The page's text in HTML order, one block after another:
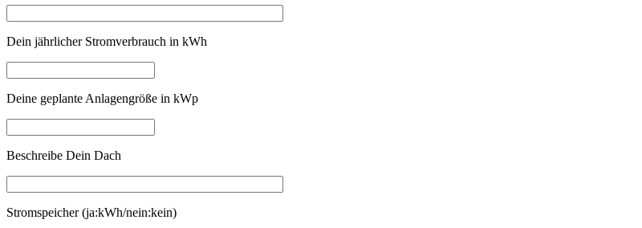
Dein jährlicher Stromverbrauch in kWh
Deine geplante Anlagengröße in kWp
Beschreibe Dein Dach
Stromspeicher (ja:kWh/nein:kein)